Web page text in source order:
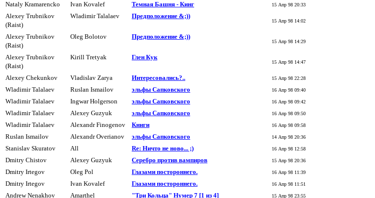
Nataly Kramarencko Ivan Kovalef Темная Башня - Кинг 15 Апр 98 20:33
Alexey Trubnikov
(Raist)
Wladimir Talalaev Предположение &;))
15 Апр 98 14:02
Alexey Trubnikov
(Raist)
Oleg Bolotov Пpедположение &;))
15 Апр 98 14:29
Alexey Trubnikov
(Raist)
Kirill Tretyak Глен Кук
15 Апр 98 14:47
Alexey Chekunkov Vladislav Zarya Интересовались?.. 15 Апр 98 22:28
Wladimir Talalaev Ruslan Ismailov эльфы Сапковского 16 Апр 98 09:40
Wladimir Talalaev Ingwar Holgerson эльфы Сапковского 16 Апр 98 09:42
Wladimir Talalaev Alexey Guzyuk эльфы Сапковского 16 Апр 98 09:50
Wladimir Talalaev Alexandr Finogenov Книги 16 Апр 98 09:58
Ruslan Ismailov Alexandr Overianov эльфы Сапковского 14 Апр 98 20:36
Stanislav Skuratov All Re: Ничто не ново... ;) 16 Апр 98 12:58
Dmitry Chistov Alexey Guzyuk Сеpебpо против вампиpов 15 Апр 98 20:36
Dmitry Irtegov Oleg Pol Глазами постоpоннего. 16 Апр 98 11:39
Dmitry Irtegov Ivan Kovalef Глазами постоpоннего. 16 Апр 98 11:51
Andrew Nenakhov Amarthel "Три Кольца" Hyмеp 7 [1 из 4] 15 Апр 98 23:55